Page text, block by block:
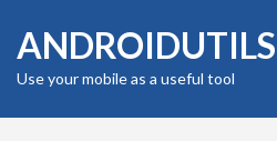
content
Enter)
ANDROIDUTILS
Use your mobile as a useful tool